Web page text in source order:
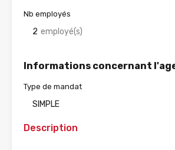
Nb employés
2 employé(s)
Informations concernant
Type de mandat
SIMPLE
Description